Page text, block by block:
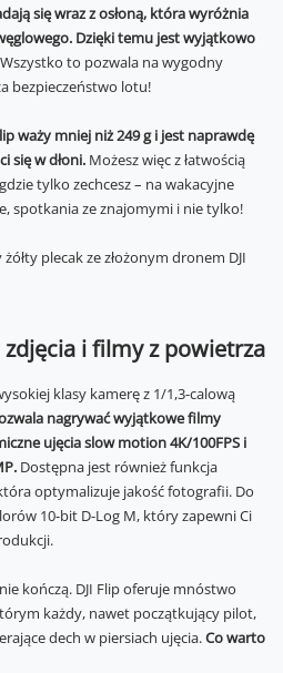
się wraz z osłoną, która wyróżnia
Dzięki temu jest wyjątkowo
Wszystko to pozwala na wygodny
bezpieczeństwo lotu!
waży mniej niż 249 g i jest naprawdę
się w dłoni. Możesz więc z łatwością
tylko zechcesz – na wakacyjne
spotkania ze znajomymi i nie tylko!
i filmy z powietrza
klasy kamerę z 1/1,3-calową
nagrywać wyjątkowe filmy
ujęcia slow motion 4K/100FPS i
Dostępna jest również funkcja
optymalizuje jakość fotografii. Do
10-bit D-Log M, który zapewni Ci
kończą. DJI Flip oferuje mnóstwo
każdy, nawet początkujący pilot,
dech w piersiach ujęcia.Co warto